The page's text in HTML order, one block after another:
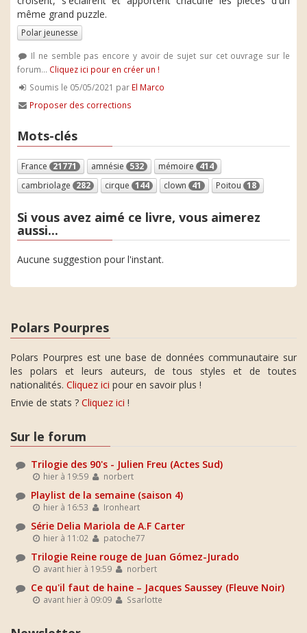
même grand puzzle.
Polar jeunesse
Il ne semble pas encore y avoir de sujet sur cet ouvrage sur le
forum... Cliquez ici pour en créer un !
Soumis le 05/05/2021 par El Marco
Proposer des corrections
Mots-clés
France 21771 amnésie 532 mémoire 414
cambriolage 282 cirque 144 clown 41 Poitou 18
Si vous avez aimé ce livre, vous aimerez
aussi...
Aucune suggestion pour l'instant.
Polars Pourpres
Polars Pourpres est une base de données communautaire sur
les polars et leurs auteurs, de tous styles et de toutes
nationalités. Cliquez ici pour en savoir plus !
Envie de stats ? Cliquez ici !
Sur le forum
Trilogie des 90's - Julien Freu (Actes Sud)
hier à 19:59 norbert
Playlist de la semaine (saison 4)
hier à 16:53 Ironheart
Série Delia Mariola de A.F Carter
hier à 11:02 patoche77
Trilogie Reine rouge de Juan Gómez-Jurado
avant hier à 19:59 norbert
Ce qu'il faut de haine – Jacques Saussey (Fleuve Noir)
avant hier à 09:09 Ssarlotte